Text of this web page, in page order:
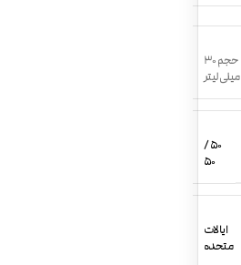
حجم 30
میلی لیتر
50 /
50
ایالات
متحده